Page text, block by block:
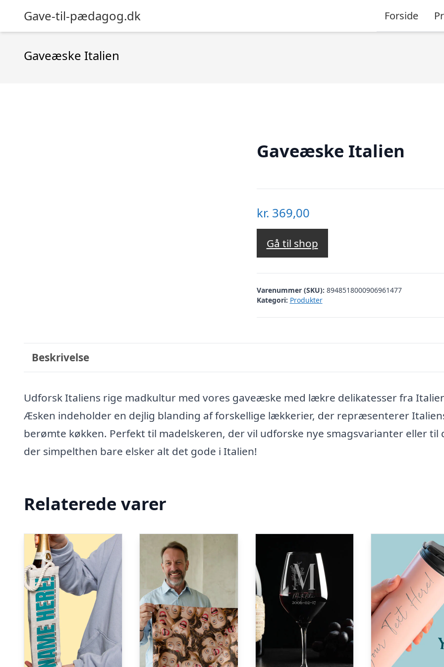
Gave-til-pædagog.dk Forside
Gaveæske Italien
Gaveæske Italien
kr. 369,00
Gå til shop
Varenummer (SKU): 8948518000906961477
Kategori: Produkter
Beskrivelse
Udforsk Italiens rige madkultur med vores gaveæske med lækre delikatesser fra
Æsken indeholder en dejlig blanding af forskellige lækkerier, der repræsenterer
berømte køkken. Perfekt til madelskeren, der vil udforske nye smagsvarianter eller til
der simpelthen bare elsker alt det gode i Italien!
Relaterede varer